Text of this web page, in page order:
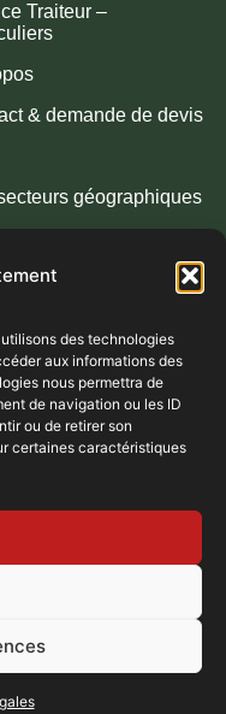
des technologies
aux informations des
nous permettra de
de navigation ou les ID
ou de retirer son
certaines caractéristiques
Traiteur –
& demande de devis
géographiques
Domaine des Hirondelles
des Tuileries (69) |
de Tourieux (69) |
La Javenière